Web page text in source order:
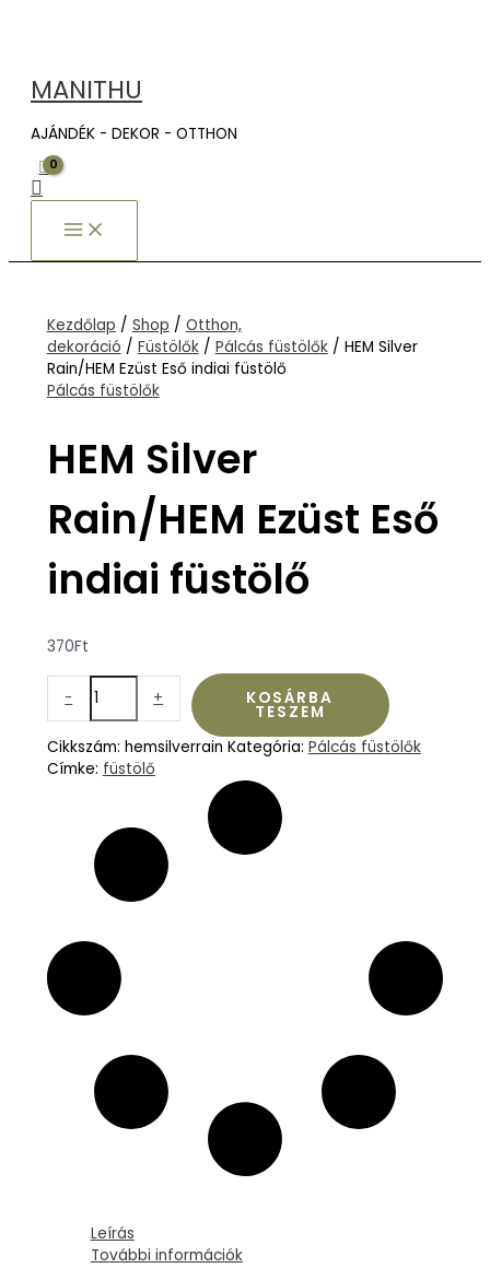
MANITHU
AJÁNDÉK - DEKOR - OTTHON
Search
Kezdőlap / Shop / Otthon,
dekoráció / Füstölők/ Pálcás füstölők/ HEM Silver
Rain/HEM Ezüst Eső indiai füstölő
Pálcás füstölők
HEM Silver
Rain/HEM Ezüst Eső
indiai füstölő
370Ft
-
Eső
indiai
füstölő
mennyiség
+ KOSÁRBA
TESZEM
Cikkszám: hemsilverrain Kategória: Pálcás füstölők
Címke: füstölő
Leírás
További információk